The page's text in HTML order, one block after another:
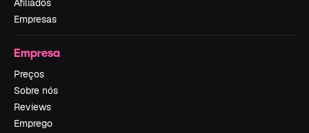
Afiliados
Empresas
Empresa
Preços
Sobre nós
Reviews
Emprego